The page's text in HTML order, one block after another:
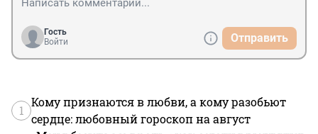
Гость
Войти
Отправить
1
Кому признаются в любви, а кому разобьют
сердце: любовный гороскоп на август